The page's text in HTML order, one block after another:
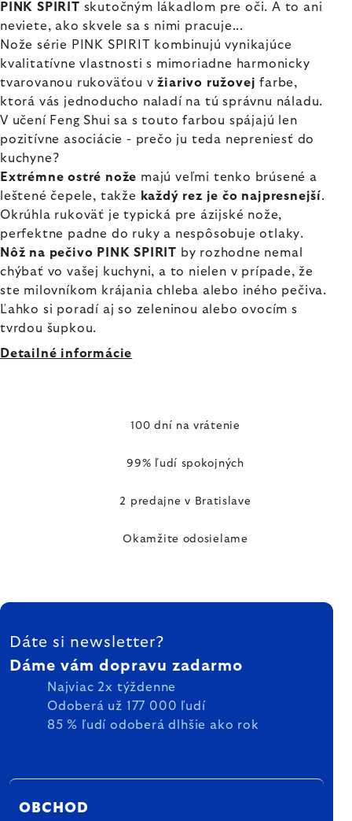
PINK SPIRIT skutočným lákadlom pre oči. A to ani
neviete, ako skvele sa s nimi pracuje...
Nože série PINK SPIRIT kombinujú vynikajúce
kvalitatívne vlastnosti s mimoriadne harmonicky
tvarovanou rukoväťou vžiarivo ružovej farbe,
ktorá vás jednoducho naladí na tú správnu náladu.
V učení Feng Shui sa s touto farbou spájajú len
pozitívne asociácie - prečo ju teda nepreniesť do
kuchyne?
Extrémne ostré nože majú veľmi tenko brúsené a
leštené čepele, takže
každý rez je čo najpresnejší.
Okrúhla rukoväť je typická pre ázijské nože,
perfektne padne do ruky a nespôsobuje otlaky.
Nôž na pečivo PINK SPIRIT by rozhodne nemal
chýbať vo vašej kuchyni, a to nielen v prípade, že
ste milovníkom krájania chleba alebo iného pečiva.
Ľahko si poradí aj so zeleninou alebo ovocím s
tvrdou šupkou.
Detailné informácie
100 dní na vrátenie
99% ľudí spokojných
2 predajne v Bratislave
Okamžite odosielame
ZÁPÄTIE
Dáte si newsletter?
Dáme vám dopravu zadarmo
Najviac 2x týždenne
Odoberá už 177 000 ľudí
85 % ľudí odoberá dlhšie ako rok
OBCHOD